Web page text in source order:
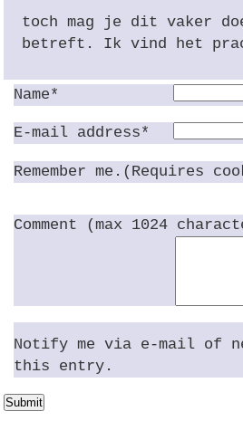
toch mag je dit vaker
betreft. Ik vind het
Name*
E-mail address*
Remember me.(Requires
Comment (max 1024
Notify me via e-mail of
this entry.
Submit